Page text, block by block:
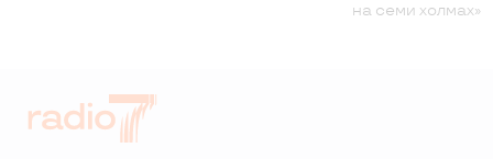
на семи холмах»